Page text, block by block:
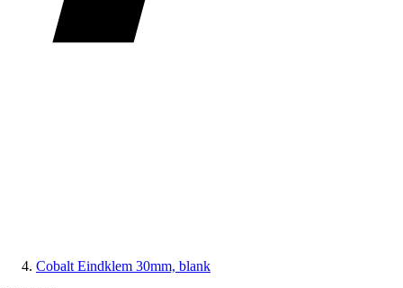
Cobalt Eindklem 30mm, blank